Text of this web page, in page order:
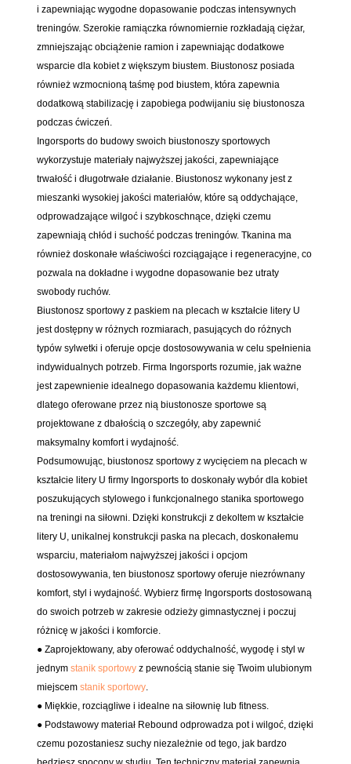
i zapewniając wygodne dopasowanie podczas intensywnych
treningów. Szerokie ramiączka równomiernie rozkładają ciężar,
zmniejszając obciążenie ramion i zapewniając dodatkowe
wsparcie dla kobiet z większym biustem. Biustonosz posiada
również wzmocnioną taśmę pod biustem, która zapewnia
dodatkową stabilizację i zapobiega podwijaniu się biustonosza
podczas ćwiczeń.
Ingorsports do budowy swoich biustonoszy sportowych
wykorzystuje materiały najwyższej jakości, zapewniające
trwałość i długotrwałe działanie. Biustonosz wykonany jest z
mieszanki wysokiej jakości materiałów, które są oddychające,
odprowadzające wilgoć i szybkoschnące, dzięki czemu
zapewniają chłód i suchość podczas treningów. Tkanina ma
również doskonałe właściwości rozciągające i regeneracyjne, co
pozwala na dokładne i wygodne dopasowanie bez utraty
swobody ruchów.
Biustonosz sportowy z paskiem na plecach w kształcie litery U
jest dostępny w różnych rozmiarach, pasujących do różnych
typów sylwetki i oferuje opcje dostosowywania w celu spełnienia
indywidualnych potrzeb. Firma Ingorsports rozumie, jak ważne
jest zapewnienie idealnego dopasowania każdemu klientowi,
dlatego oferowane przez nią biustonosze sportowe są
projektowane z dbałością o szczegóły, aby zapewnić
maksymalny komfort i wydajność.
Podsumowując, biustonosz sportowy z wycięciem na plecach w
kształcie litery U firmy Ingorsports to doskonały wybór dla kobiet
poszukujących stylowego i funkcjonalnego stanika sportowego
na treningi na siłowni. Dzięki konstrukcji z dekoltem w kształcie
litery U, unikalnej konstrukcji paska na plecach, doskonałemu
wsparciu, materiałom najwyższej jakości i opcjom
dostosowywania, ten biustonosz sportowy oferuje niezrównany
komfort, styl i wydajność. Wybierz firmę Ingorsports dostosowaną
do swoich potrzeb w zakresie odzieży gimnastycznej i poczuj
różnicę w jakości i komforcie.
● Zaprojektowany, aby oferować oddychalność, wygodę i styl w
jednymstanik sportowy z pewnością stanie się Twoim ulubionym
miejscemstanik sportowy.
● Miękkie, rozciągliwe i idealne na siłownię lub fitness.
● Podstawowy materiał Rebound odprowadza pot i wilgoć, dzięki
czemu pozostaniesz suchy niezależnie od tego, jak bardzo